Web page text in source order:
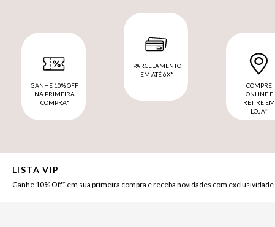
GANHE 10% OFF
NA PRIMEIRA
COMPRA*
PARCELAMENTO
EM ATÉ 6X*
COMPRE
ONLINE E
RETIRE EM
LOJA*
LISTA VIP
Ganhe 10% Off* em sua primeira compra e receba novidades com exclusividade